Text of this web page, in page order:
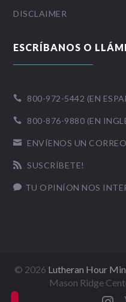
DISCLAIMER
ESCRÍBANOS O
 800-972-5442 (EN
 800-876-9880 (EN
 ENVÍENOS UN CORREO
 SUSCRÍBETE!
 TU OPINÍON NOS
© 2026 Lutheran Hour
Mason Ridge